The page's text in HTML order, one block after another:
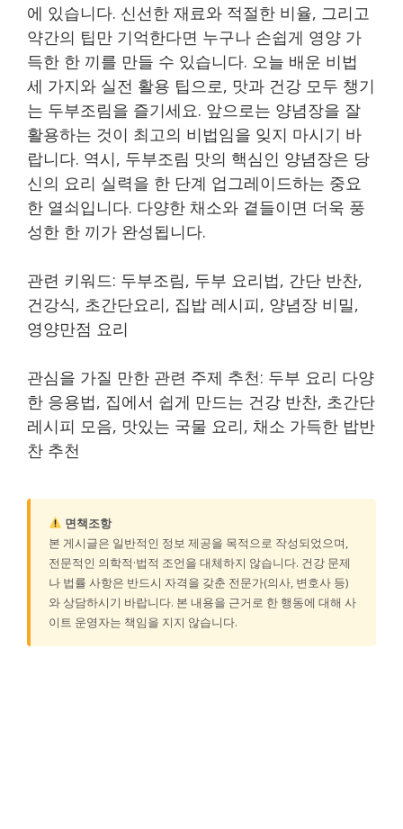
에 있습니다. 신선한 재료와 적절한 비율, 그리고
약간의 팁만 기억한다면 누구나 손쉽게 영양 가
득한 한 끼를 만들 수 있습니다. 오늘 배운 비법
세 가지와 실전 활용 팁으로, 맛과 건강 모두 챙기
는 두부조림을 즐기세요. 앞으로는 양념장을 잘
활용하는 것이 최고의 비법임을 잊지 마시기 바
랍니다. 역시, 두부조림 맛의 핵심인 양념장은 당
신의 요리 실력을 한 단계 업그레이드하는 중요
한 열쇠입니다. 다양한 채소와 곁들이면 더욱 풍
성한 한 끼가 완성됩니다.
관련 키워드: 두부조림, 두부 요리법, 간단 반찬,
건강식, 초간단요리, 집밥 레시피, 양념장 비밀,
영양만점 요리
관심을 가질 만한 관련 주제 추천: 두부 요리 다양
한 응용법, 집에서 쉽게 만드는 건강 반찬, 초간단
레시피 모음, 맛있는 국물 요리, 채소 가득한 밥반
찬 추천
면책조항
본 게시글은 일반적인 정보 제공을 목적으로 작성되었으며,
전문적인 의학적·법적 조언을 대체하지 않습니다. 건강 문제
나 법률 사항은 반드시 자격을 갖춘 전문가(의사, 변호사 등)
와 상담하시기 바랍니다. 본 내용을 근거로 한 행동에 대해 사
이트 운영자는 책임을 지지 않습니다.